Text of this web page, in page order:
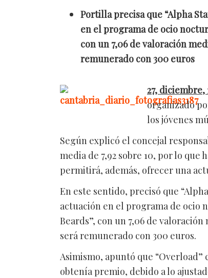
Portilla precisa que “Alpha
en el programa de ocio
con un 7,06 de valoración
remunerado con 300 euros
27, diciembre,
organizado
los jóvenes
Según explicó el concejal
media de 7,92 sobre 10, por lo
permitirá, además, ofrecer una
En este sentido, precisó que
actuación en el programa de ocio
Beards”, con un 7,06 de
será remunerado con 300 euros.
Asimismo, apuntó que
obtenía premio, debido a lo